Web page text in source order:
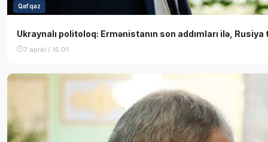
Qafqaz
Ukraynalı politoloq: Ermənistanın son addımları ilə,
7 aprel / 15:01